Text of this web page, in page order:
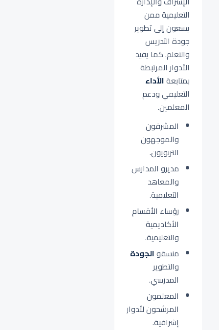
التعليمية ممن
يسعون إلى تطوير
جودة التدريس
والتعلم. كما يفيد
الأدوار المرتبطة
بمتابعةالأداء
التعليمي ودعم
المعلمين.
المشرفون
والموجهون
التربويون.
مديرو المدارس
والمعاهد
التعليمية.
رؤساء الأقسام
الأكاديمية
والتعليمية.
منسقوالجودة
والتطوير
المدرسي.
المعلمون
المرشحون لأدوار
إشرافية.